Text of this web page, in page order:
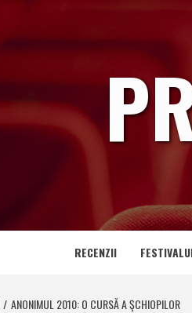
RECENZII
ANONIMUL 2010: O CURSĂ A ŞCHIOPILOR